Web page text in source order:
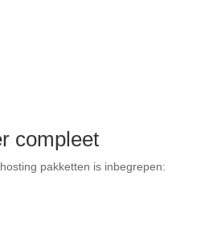
compleet
pakketten is inbegrepen: